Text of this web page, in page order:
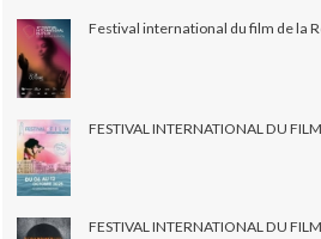
Festival international du film de la
FESTIVAL INTERNATIONAL DU
FESTIVAL INTERNATIONAL DU